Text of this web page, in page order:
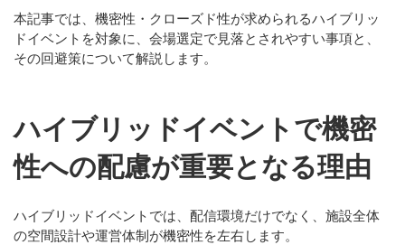
本記事では、機密性・クローズド性が求められるハイブリッ
ドイベントを対象に、会場選定で見落とされやすい事項と、
その回避策について解説します。
ハイブリッドイベントで機密
性への配慮が重要となる理由
ハイブリッドイベントでは、配信環境だけでなく、 施設全体
の空間設計や運営体制が機密性を左右します。